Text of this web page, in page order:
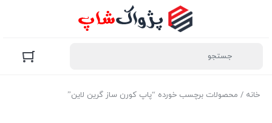
خانه / محصولات برچسب خورده “پاپ کورن ساز گرین لاین”